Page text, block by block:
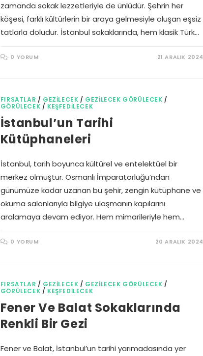
zamanda sokak lezzetleriyle de ünlüdür. Şehrin her
köşesi, farklı kültürlerin bir araya gelmesiyle oluşan eşsiz
tatlarla doludur. İstanbul sokaklarında, hem klasik Türk…
0 YORUM 21 ARALIK 2024
FIRSATLAR / GEZILECEK / GEZILECEK GÖRÜLECEK /
GÖRÜLECEK / KEŞFEDILECEK
İstanbul’un Tarihi
Kütüphaneleri
İstanbul, tarih boyunca kültürel ve entelektüel bir
merkez olmuştur. Osmanlı İmparatorluğu’ndan
günümüze kadar uzanan bu şehir, zengin kütüphane ve
okuma salonlarıyla bilgiye ulaşmanın kapılarını
aralamaya devam ediyor. Hem mimarileriyle hem…
0 YORUM 20 ARALIK 2024
FIRSATLAR / GEZILECEK / GEZILECEK GÖRÜLECEK /
GÖRÜLECEK / KEŞFEDILECEK
Fener Ve Balat Sokaklarında
Renkli Bir Gezi
Fener ve Balat, İstanbul’un tarihi yarımadasında yer